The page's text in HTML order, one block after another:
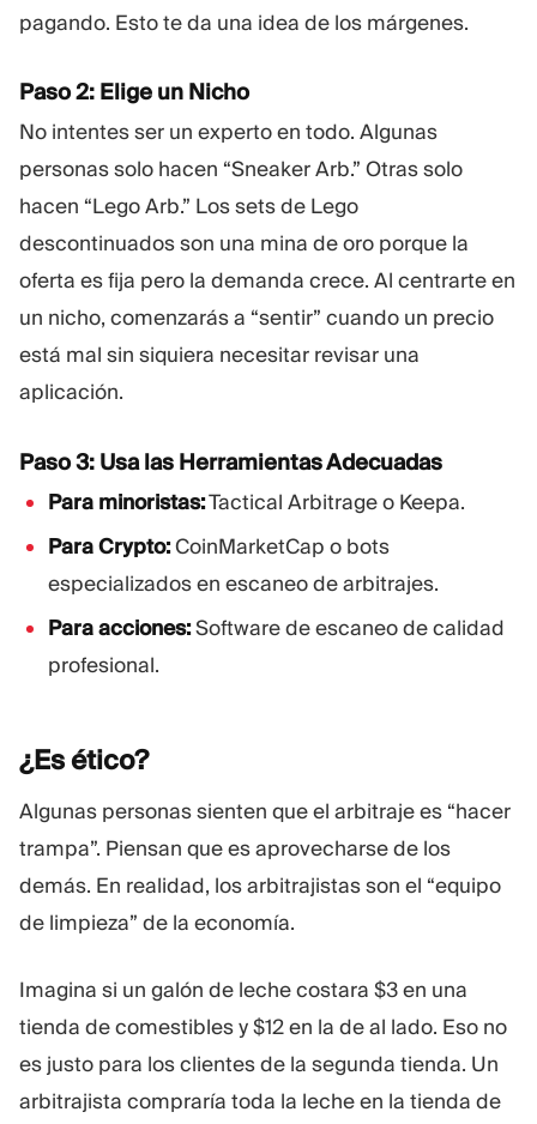
pagando. Esto te da una idea de los márgenes.
Paso 2: Elige un Nicho
No intentes ser un experto en todo. Algunas
personas solo hacen “Sneaker Arb.” Otras solo
hacen “Lego Arb.” Los sets de Lego
descontinuados son una mina de oro porque la
oferta es fija pero la demanda crece. Al centrarte en
un nicho, comenzarás a “sentir” cuando un precio
está mal sin siquiera necesitar revisar una
aplicación.
Paso 3: Usa las Herramientas Adecuadas
Para minoristas:Tactical Arbitrage o Keepa.
Para Crypto:CoinMarketCap o bots
especializados en escaneo de arbitrajes.
Para acciones:Software de escaneo de calidad
profesional.
¿Esético?
Algunas personas sienten que el arbitraje es “hacer
trampa”. Piensan que es aprovecharse de los
demás. En realidad, los arbitrajistas son el “equipo
de limpieza” de la economía.
Imagina si un galón de leche costara $3 en una
tienda de comestibles y $12 en la de al lado. Eso no
es justo para los clientes de la segunda tienda. Un
arbitrajista compraría toda la leche en la tienda de